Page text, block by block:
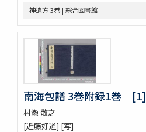
就正大和本艸抜萃
本草
太平和劑圖經本草藥性緫論
蘭法口傳明細書
醫史 10巻
日記
日記
醫藏目録 1巻疹子心法1巻
鶚軒文庫藏書目録 : 醫書部
神遺方 3巻 | 総合図書館
南海包譜 3巻附録1巻 [1]
村瀬 敬之
[近藤好道] [写]